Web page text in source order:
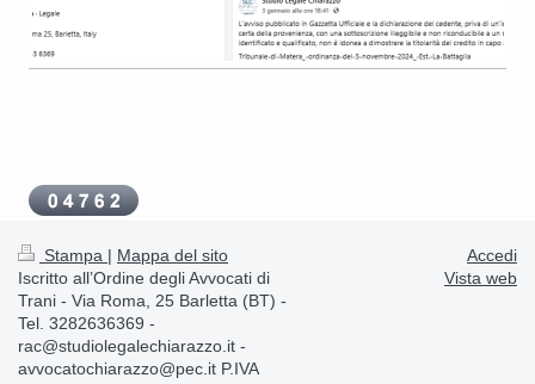
Stampa | Mappa del sito
Iscritto all’Ordine degli Avvocati di
Trani - Via Roma, 25 Barletta (BT) -
Tel. 3282636369 -
rac@studiolegalechiarazzo.it -
avvocatochiarazzo@pec.it P.IVA
Accedi
Vista web